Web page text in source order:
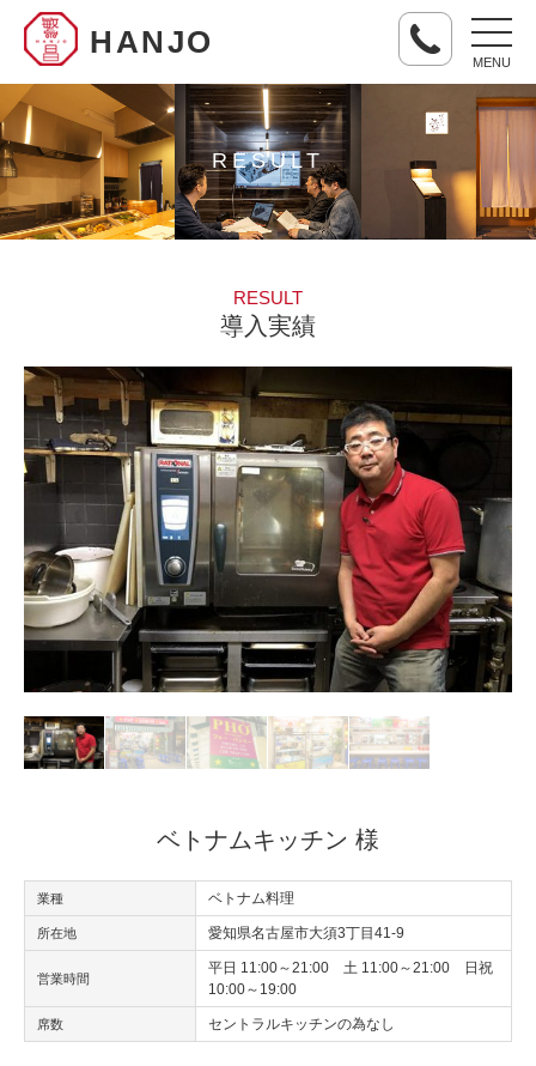
HANJO
MENU
RESULT
RESULT
導入実績
ベトナムキッチン 様
業種 ベトナム料理
所在地 愛知県名古屋市大須3丁目41-9
営業時間
平日 11:00～21:00 土 11:00～21:00 日祝
10:00～19:00
席数 セントラルキッチンの為なし